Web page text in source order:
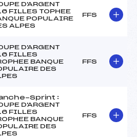
D'ARGENT
FILLES TOPHEE
POPULAIRE
ALPES
FFS
D'ARGENT
FILLES
BANQUE
DES
FFS
Sprint :
D'ARGENT
FILLES
BANQUE
DES
FFS